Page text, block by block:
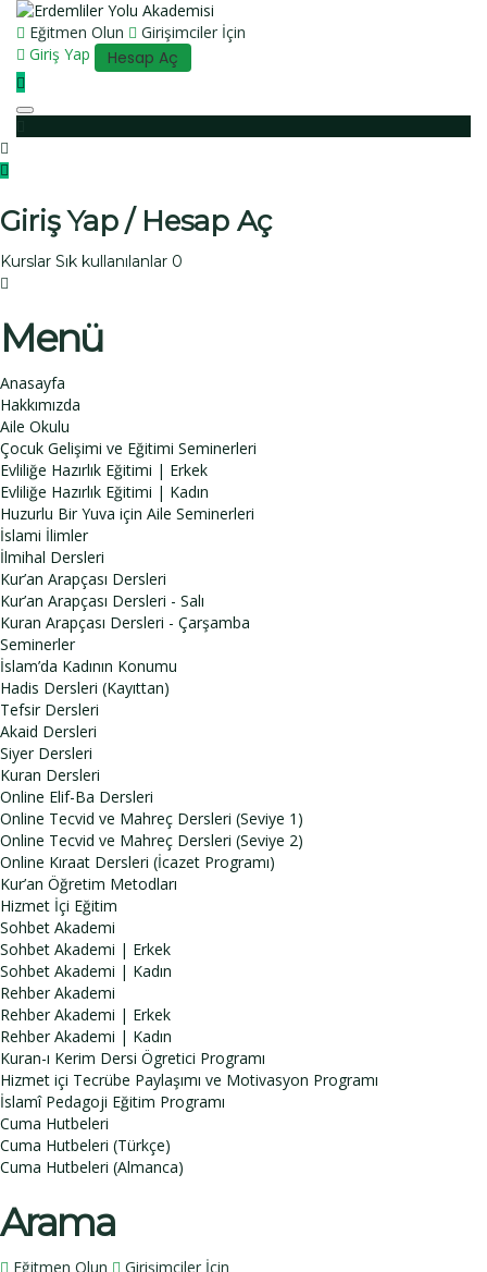
Eğitmen Olun
Girişimciler İçin
Giriş Yap
Hesap Aç
Toggle navigation
Giriş Yap / Hesap Aç
Kurslar Sık kullanılanlar 0
Menü
Anasayfa
Hakkımızda
Aile Okulu
Çocuk Gelişimi ve Eğitimi Seminerleri
Evliliğe Hazırlık Eğitimi | Erkek
Evliliğe Hazırlık Eğitimi | Kadın
Huzurlu Bir Yuva için Aile Seminerleri
İslami İlimler
İlmihal Dersleri
Kur’an Arapçası Dersleri
Kur’an Arapçası Dersleri - Salı
Kuran Arapçası Dersleri - Çarşamba
Seminerler
İslam’da Kadının Konumu
Hadis Dersleri (Kayıttan)
Tefsir Dersleri
Akaid Dersleri
Siyer Dersleri
Kuran Dersleri
Online Elif-Ba Dersleri
Online Tecvid ve Mahreç Dersleri (Seviye 1)
Online Tecvid ve Mahreç Dersleri (Seviye 2)
Online Kıraat Dersleri (İcazet Programı)
Kur’an Öğretim Metodları
Hizmet İçi Eğitim
Sohbet Akademi
Sohbet Akademi | Erkek
Sohbet Akademi | Kadın
Rehber Akademi
Rehber Akademi | Erkek
Rehber Akademi | Kadın
Kuran-ı Kerim Dersi Ögretici Programı
Hizmet içi Tecrübe Paylaşımı ve Motivasyon Programı
İslamî Pedagoji Eğitim Programı
Cuma Hutbeleri
Cuma Hutbeleri (Türkçe)
Cuma Hutbeleri (Almanca)
Arama
Eğitmen Olun Girişimciler İçin